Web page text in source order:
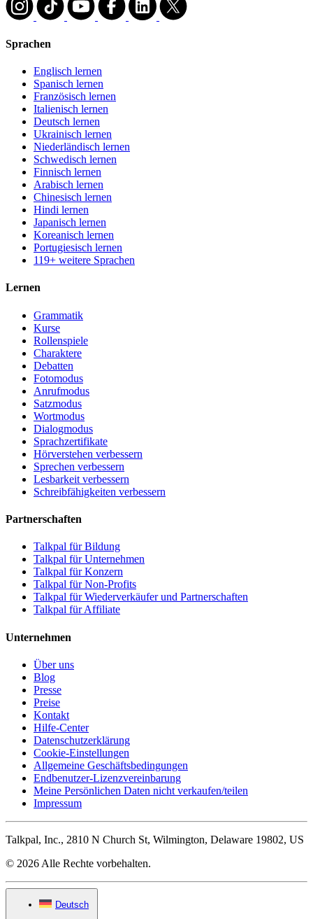
Sprachen
Englisch lernen
Spanisch lernen
Französisch lernen
Italienisch lernen
Deutsch lernen
Ukrainisch lernen
Niederländisch lernen
Schwedisch lernen
Finnisch lernen
Arabisch lernen
Chinesisch lernen
Hindi lernen
Japanisch lernen
Koreanisch lernen
Portugiesisch lernen
119+ weitere Sprachen
Lernen
Grammatik
Kurse
Rollenspiele
Charaktere
Debatten
Fotomodus
Anrufmodus
Satzmodus
Wortmodus
Dialogmodus
Sprachzertifikate
Hörverstehen verbessern
Sprechen verbessern
Lesbarkeit verbessern
Schreibfähigkeiten verbessern
Partnerschaften
Talkpal für Bildung
Talkpal für Unternehmen
Talkpal für Konzern
Talkpal für Non-Profits
Talkpal für Wiederverkäufer und Partnerschaften
Talkpal für Affiliate
Unternehmen
Über uns
Blog
Presse
Preise
Kontakt
Hilfe-Center
Datenschutzerklärung
Cookie-Einstellungen
Allgemeine Geschäftsbedingungen
Endbenutzer-Lizenzvereinbarung
Meine Persönlichen Daten nicht verkaufen/teilen
Impressum
Talkpal, Inc., 2810 N Church St, Wilmington, Delaware 19802, US
© 2026 Alle Rechte vorbehalten.
Deutsch